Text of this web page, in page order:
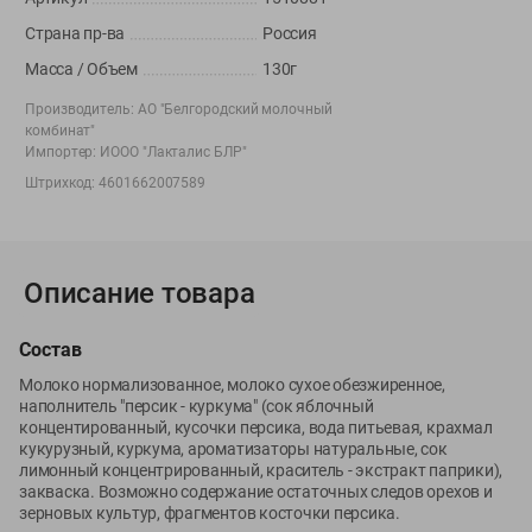
Вакансии
Корпоративный сайт Green
© 2026ООО «ГРИНрозница» - Доставка продуктов питания в
Номер уполномоченных рассматривать обращения покупателей в
юридических лиц: Отдел торговли и услуг Администрации
Номер и адрес электронной почты лица, уполномоченного
продавцом рассматривать обращения покупателей о нарушении их
прав, предусмотренных законодательством о защите прав
потребителей: +375 44 560-60-61, shop@green-dostavka.by.
Способы оплаты товара:
Страна пр-ва
Россия
Масса / Объем
130г
Производитель: АО "Белгородский молочный
комбинат"
Импортер: ИООО "Лакталис БЛР"
Штрихкод:4601662007589
Описание товара
Состав
Молоко нормализованное, молоко сухое обезжиренное,
наполнитель "персик - куркума" (сок яблочный
концентированный, кусочки персика, вода питьевая, крахмал
кукурузный, куркума, ароматизаторы натуральные, сок
лимонный концентрированный, краситель - экстракт паприки),
закваска. Возможно содержание остаточных следов орехов и
зерновых культур, фрагментов косточки персика.